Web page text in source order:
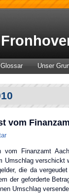
Glossar Unser
vom
vom Finanzamt
Umschlag verschickt
die da
der geforderte
Umschlag